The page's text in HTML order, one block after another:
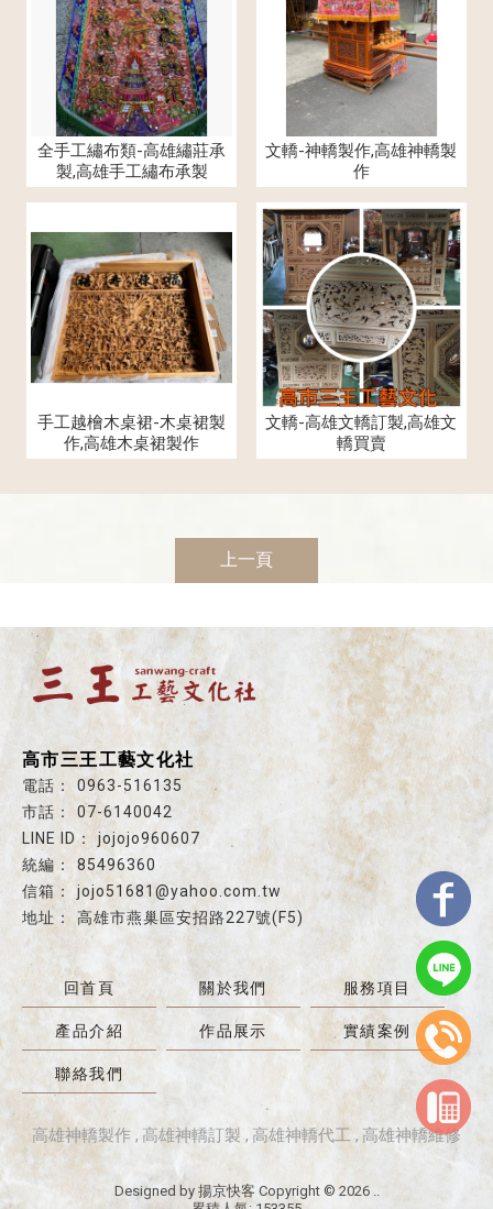
全手工繡布類-高雄繡莊承
製,高雄手工繡布承製
文轎-神轎製作,高雄神轎製
作
手工越檜木桌裙-木桌裙製
作,高雄木桌裙製作
文轎-高雄文轎訂製,高雄文
轎買賣
上一頁
高市三王工藝文化社
0963-516135
07-6140042
jojojo960607
85496360
jojo51681@yahoo.com.tw
高雄市燕巢區安招路227號(F5)
回首頁 關於我們 服務項目
產品介紹 作品展示 實績案例
聯絡我們
高雄神轎製作 高雄神轎訂製 高雄神轎代工 高雄神轎維修
Designed by 揚京快客 Copyright © 2026 ..